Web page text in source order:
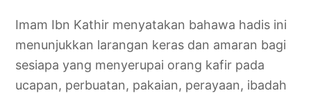
Imam Ibn Kathir menyatakan bahawa hadis ini
menunjukkan larangan keras dan amaran bagi
sesiapa yang menyerupai orang kafir pada
ucapan, perbuatan, pakaian, perayaan, ibadah